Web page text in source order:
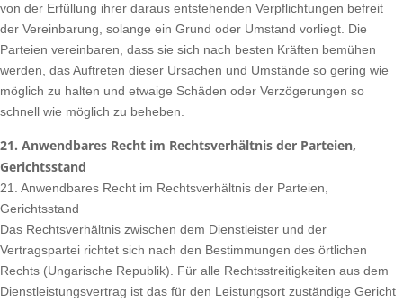
von der Erfüllung ihrer daraus entstehenden Verpflichtungen befreit
der Vereinbarung, solange ein Grund oder Umstand vorliegt. Die
Parteien vereinbaren, dass sie sich nach besten Kräften bemühen
werden, das Auftreten dieser Ursachen und Umstände so gering wie
möglich zu halten und etwaige Schäden oder Verzögerungen so
schnell wie möglich zu beheben.
21. Anwendbares Recht im Rechtsverhältnis der Parteien,
Gerichtsstand
21. Anwendbares Recht im Rechtsverhältnis der Parteien,
Gerichtsstand
Das Rechtsverhältnis zwischen dem Dienstleister und der
Vertragspartei richtet sich nach den Bestimmungen des örtlichen
Rechts (Ungarische Republik). Für alle Rechtsstreitigkeiten aus dem
Dienstleistungsvertrag ist das für den Leistungsort zuständige Gericht